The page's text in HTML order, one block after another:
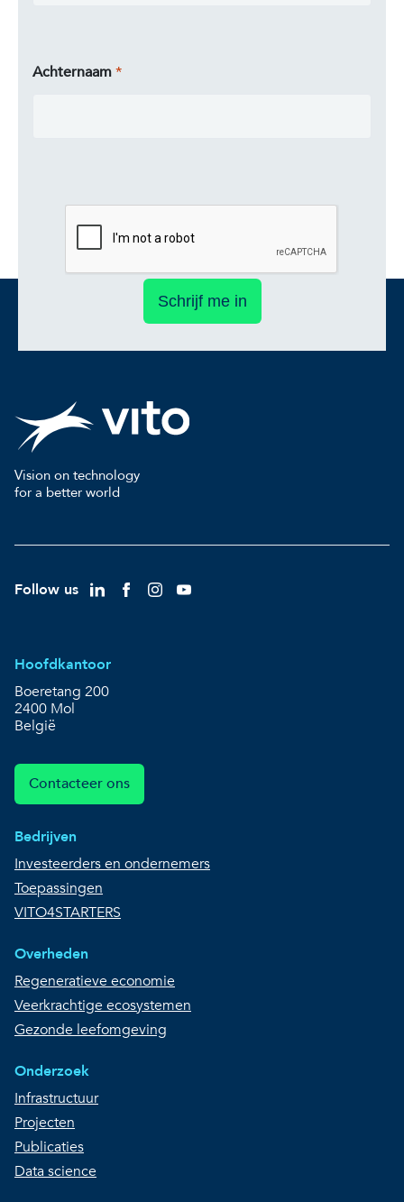
Achternaam
Schrijf me in
Vision on technology
for a better world
Follow us
Hoofdkantoor
Boeretang 200
2400 Mol
België
Contacteer ons
Bedrijven
Investeerders en ondernemers
Toepassingen
VITO4STARTERS
Overheden
Regeneratieve economie
Veerkrachtige ecosystemen
Gezonde leefomgeving
Onderzoek
Infrastructuur
Projecten
Publicaties
Data science